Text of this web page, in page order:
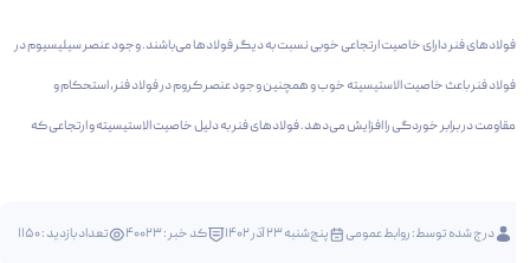
فولاد‌های فنر دارای خاصیت ارتجاعی خوبی نسبت به دیگر فولاد‌ها می‌باشند. وجود عنصر سیلیسیوم در
فولاد فنر باعث خاصیت الاستیسیته خوب و همچنین وجود عنصر کروم در فولاد فنر، استحکام و
مقاومت در برابر خوردگی را افزایش می‌دهد. فولاد‌های فنر به دلیل خاصیت الاستیسیته و ارتجاعی که
درج شده توسط:روابط عمومی پنج‌شنبه 23 آذر 1402 کد خبر : 40023 تعداد بازدید : 1150